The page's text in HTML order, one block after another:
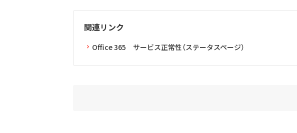
関連リンク
Office 365 サービス正常性（ステータスページ）